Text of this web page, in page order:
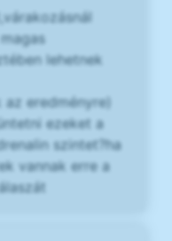
lehetnek
eredményre)
ezeket a
szintet?ha
vannak erre a